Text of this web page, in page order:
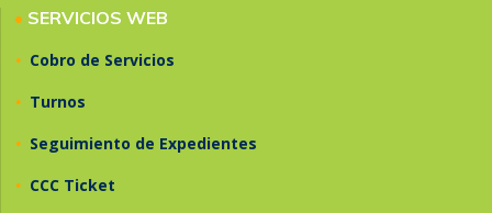
• SERVICIOS WEB
• Cobro de Servicios
• Turnos
• Seguimiento de Expedientes
• CCC Ticket